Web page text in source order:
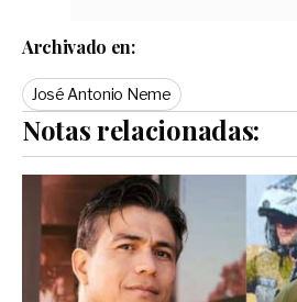
Archivado en:
José Antonio Neme
Notas relacionadas: